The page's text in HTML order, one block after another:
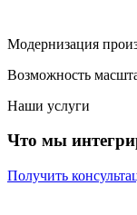
Модернизация
Возможность
Наши услуги
Что мы
Получить